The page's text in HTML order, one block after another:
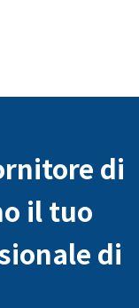
di
il tuo
di